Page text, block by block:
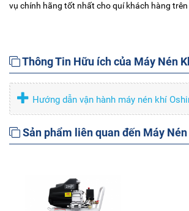
vụ chính hãng tốt nhất cho quí khách hàng
Thông Tin Hữu ích của Máy Nén
Hướng dẫn vận hành máy nén khí
Sản phẩm liên quan đến Máy Nén